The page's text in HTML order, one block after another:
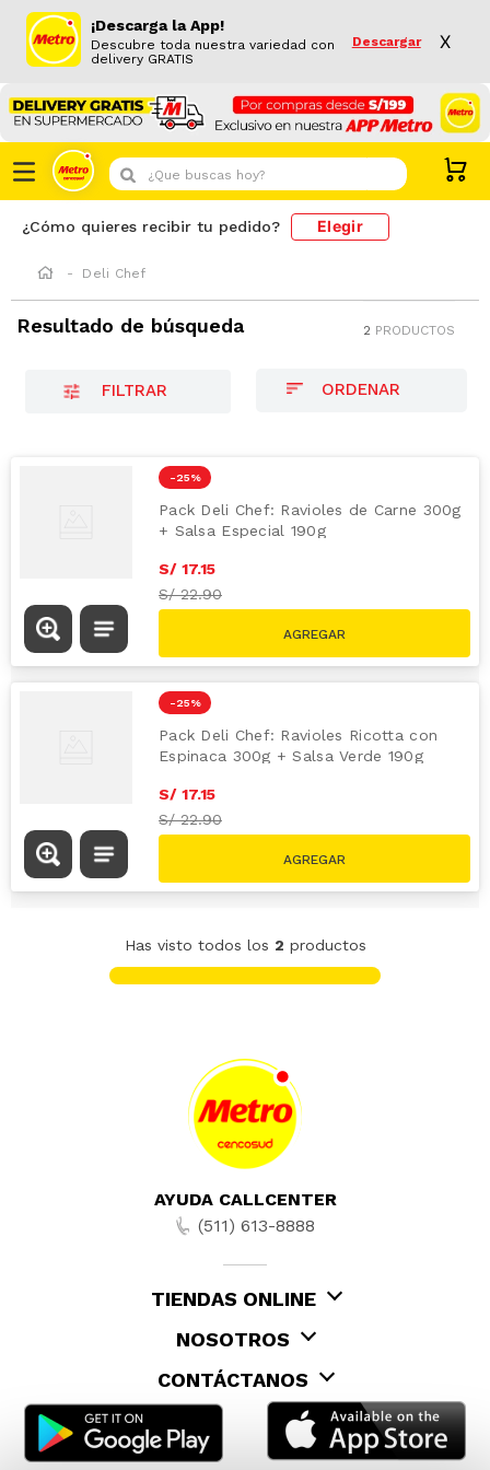
¡Descarga la App!
Descubre toda nuestra variedad con
delivery GRATIS
Descargar X
¿Que buscas hoy?
¿Cómo quieres recibir tu pedido? Elegir
Deli Chef
Resultado de búsqueda 2 PRODUCTOS
FILTRAR
-25 %
Pack Deli Chef: Ravioles de Carne 300g
+ Salsa Especial 190g
S/ 17.15
S/22.90
-25 %
Pack Deli Chef: Ravioles Ricotta con
Espinaca 300g + Salsa Verde 190g
S/ 17.15
S/22.90
Has visto todos los 2 productos
AYUDA CALLCENTER
(511) 613-8888
TIENDAS ONLINE
NOSOTROS
CONTÁCTANOS